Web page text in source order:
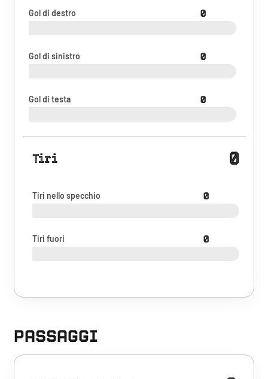
Gol di destro 0
Gol di sinistro 0
Gol di testa 0
Tiri 0
Tiri nello specchio 0
Tiri fuori 0
PASSAGGI